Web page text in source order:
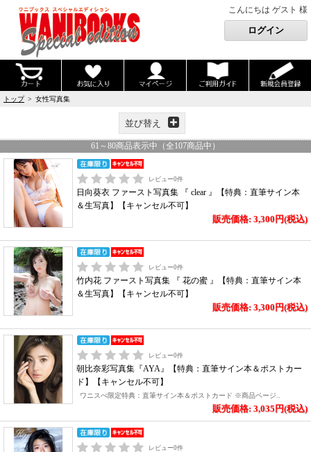
こんにちは ゲスト 様
トップ> 女性写真集
並び替え
61 ～ 80商品表示中（全107商品中）
レビュー0件
日向葵衣 ファースト写真集 『 clear 』【特典：直筆サイン本
＆生写真】【キャンセル不可】
販売価格: 3,300円(税込)
レビュー0件
竹内花 ファースト写真集 『 花の蜜 』【特典：直筆サイン本
＆生写真】【キャンセル不可】
販売価格: 3,300円(税込)
レビュー0件
朝比奈彩写真集『AYA』【特典：直筆サイン本＆ポストカー
ド】【キャンセル不可】
ワニスぺ限定特典：直筆サイン本＆ポストカード ※商品ページ..
販売価格: 3,035円(税込)
レビュー0件